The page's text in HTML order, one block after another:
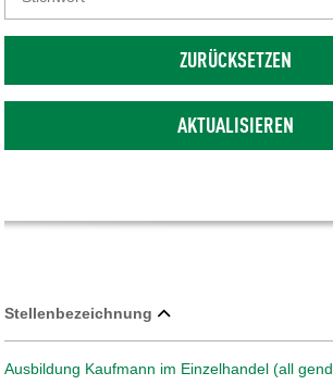
ZURÜCKSETZEN
AKTUALISIEREN
Stellenbezeichnung
Ausbildung Kaufmann im Einzelhandel (all